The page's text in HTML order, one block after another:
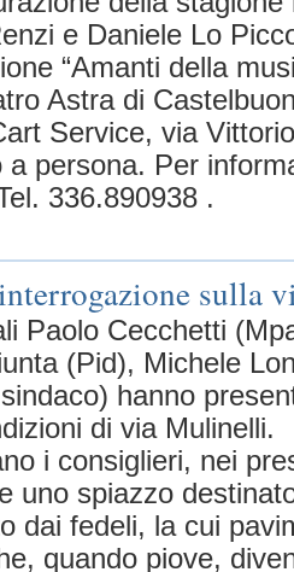
e Daniele Lo
“Amanti della
Astra di
Service, via
a persona. Per
336.890938 .
sulla
Paolo Cecchetti
(Pid), Michele
hanno
di via Mulinelli.
i consiglieri, nei
uno spiazzo
dai fedeli, la cui
quando piove,